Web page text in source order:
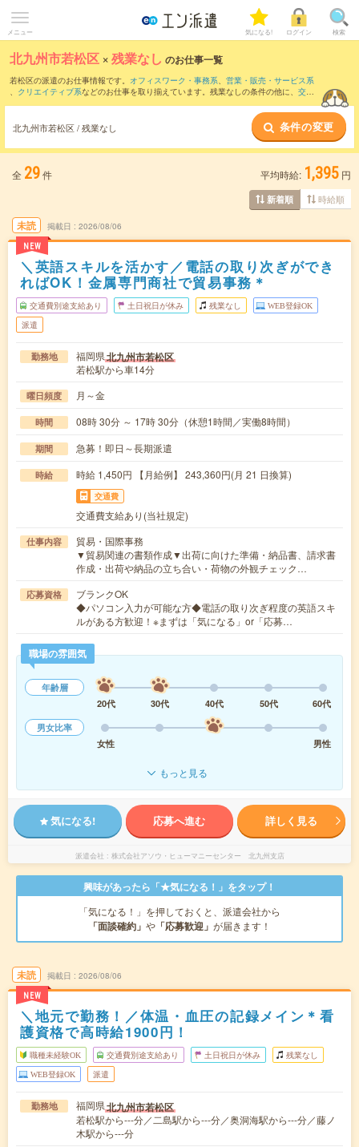
メニュー 気になる! ログイン 検索
北九州市若松区 ×残業なし のお仕事一覧
若松区の派遣のお仕事情報です。 オフィスワーク・事務系、 営業・販売・サービス系
、 クリエイティブ系などのお仕事を取り揃えています。残業なしの条件の他に、 交通
北九州市若松区 / 残業なし 条件の変更
全 29件 平均時給: 1,395 円
新着順 時給順
未読
NEW
掲載日 2026/08/06
＼英語スキルを活かす／電話の取り次ぎができ
ればOK！金属専門商社で貿易事務＊
交通費別途支給あり 土日祝日が休み 残業なし WEB登録OK
派遣
勤務地 福岡県北九州市若松区
若松駅から車14分
曜日頻度 月～金
時間 08時 30分 ～ 17時 30分（休憩1時間／実働8時間）
期間 急募！即日～長期派遣
時給 時給 1,450円 【月給例】 243,360円(月 21 日換算)
交通費
交通費支給あり(当社規定)
仕事内容
貿易・国際事務
▼貿易関連の書類作成▼出荷に向けた準備・納品書、請求書
作成・出荷や納品の立ち合い・荷物の外観チェック…
応募資格
ブランクOK
◆パソコン入力が可能な方◆電話の取り次ぎ程度の英語スキ
ルがある方歓迎！※まずは「気になる」or「応募…
職場の雰囲気
年齢層
20代
30代 40代 50代
60代
男女比率
女性
男性
もっと見る
気になる! 応募へ進む 詳しく見る
派遣会社 株式会社アソウ・ヒューマニーセンター 北九州支店
興味があったら「★気になる！」をタップ！
「気になる！」を押しておくと、派遣会社から
「面談確約」 や 「応募歓迎」 が届きます！
未読
NEW
掲載日 2026/08/06
＼地元で勤務！／体温・血圧の記録メイン＊看
護資格で高時給1900円！
職種未経験OK 交通費別途支給あり 土日祝日が休み 残業なし
WEB登録OK 派遣
勤務地 福岡県北九州市若松区
若松駅から---分／二島駅から---分／奥洞海駅から---分／藤ノ
木駅から---分